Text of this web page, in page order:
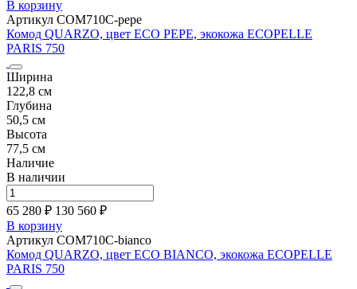
В корзину
Артикул COM710C-pepe
Комод QUARZO, цвет ECO PEPE, экокожа ECOPELLE
PARIS 750
Ширина
122,8 см
Глубина
50,5 см
Высота
77,5 см
Наличие
В наличии
65 280 ₽ 130 560 ₽
В корзину
Артикул COM710C-bianco
Комод QUARZO, цвет ECO BIANCO, экокожа ECOPELLE
PARIS 750